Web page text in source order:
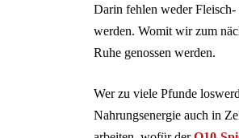
Darin fehlen weder
werden. Womit wir zum
Ruhe genossen werden.
Wer zu viele Pfunde
Nahrungsenergie auch in